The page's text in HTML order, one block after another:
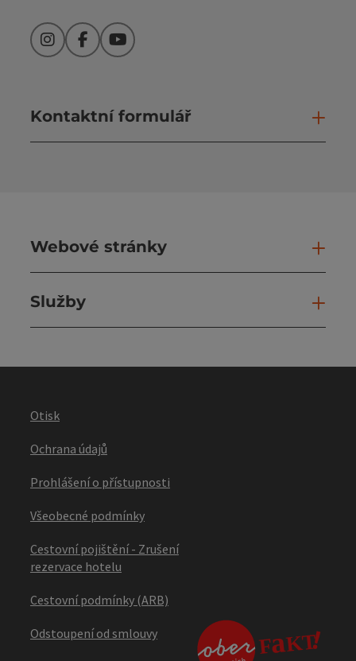
InstagramFacebookYouTube
Kontaktní formulář
Webové stránky
Služby
Otisk
Ochrana údajů
Prohlášení o přístupnosti
Všeobecné podmínky
Cestovní pojištění - Zrušení
rezervace hotelu
Cestovní podmínky (ARB)
Odstoupení od smlouvy